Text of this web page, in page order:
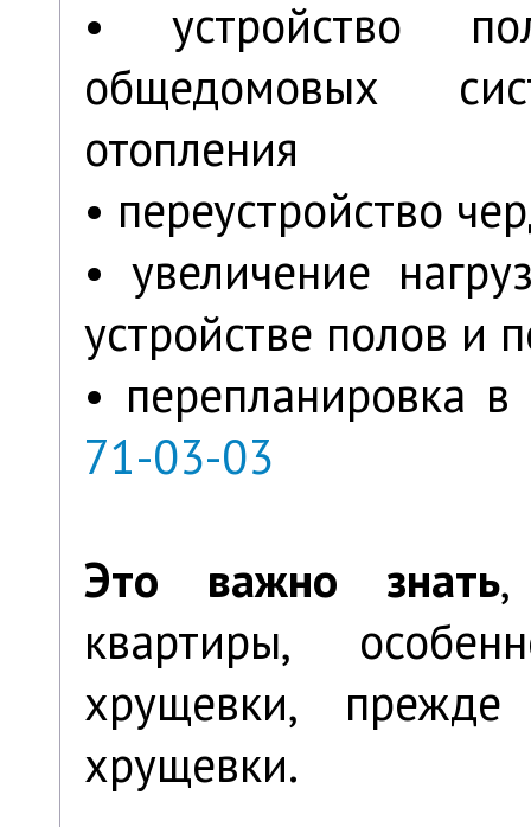
• устройство
общедомовых
отопления
• переустройство
• увеличение
устройстве полов и
• перепланировка
71-03-03
Это важно знать,
квартиры,
хрущевки,
хрущевки.